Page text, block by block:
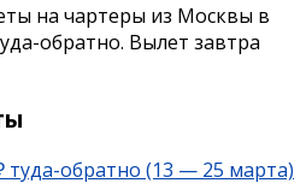
на чартеры из Москвы в
обратно. Вылет завтра
туда-обратно (13 — 25 марта)